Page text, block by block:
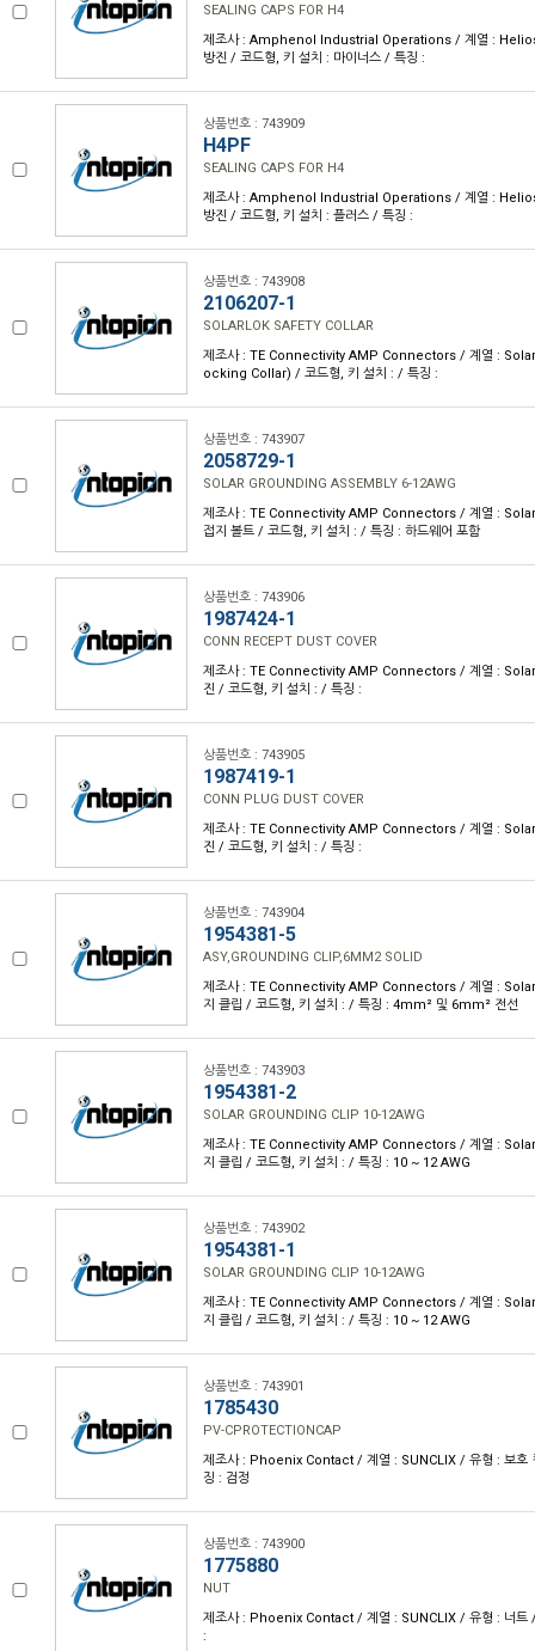
SEALING CAPS FOR H4
제조사 : Amphenol Industrial Operations / 계열 :
방진 / 코드형, 키 설치 : 마이너스 / 특징 :
상품번호 : 743909
H4PF
SEALING CAPS FOR H4
제조사 : Amphenol Industrial Operations / 계열 :
방진 / 코드형, 키 설치 : 플러스 / 특징 :
상품번호 : 743908
2106207-1
SOLARLOK SAFETY COLLAR
제조사 : TE Connectivity AMP Connectors / 계열 :
ocking Collar) / 코드형, 키 설치 : / 특징 :
상품번호 : 743907
2058729-1
SOLAR GROUNDING ASSEMBLY 6-12AWG
제조사 : TE Connectivity AMP Connectors / 계열 :
접지 볼트 / 코드형, 키 설치 : / 특징 : 하드웨어 포함
상품번호 : 743906
1987424-1
CONN RECEPT DUST COVER
제조사 : TE Connectivity AMP Connectors / 계열 :
진 / 코드형, 키 설치 : / 특징 :
상품번호 : 743905
1987419-1
CONN PLUG DUST COVER
제조사 : TE Connectivity AMP Connectors / 계열 :
진 / 코드형, 키 설치 : / 특징 :
상품번호 : 743904
1954381-5
ASY,GROUNDING CLIP,6MM2 SOLID
제조사 : TE Connectivity AMP Connectors / 계열 :
지 클립 / 코드형, 키 설치 : / 특징 : 4mm² 및 6mm² 전선
상품번호 : 743903
1954381-2
SOLAR GROUNDING CLIP 10-12AWG
제조사 : TE Connectivity AMP Connectors / 계열 :
지 클립 / 코드형, 키 설치 : / 특징 : 10 ~ 12 AWG
상품번호 : 743902
1954381-1
SOLAR GROUNDING CLIP 10-12AWG
제조사 : TE Connectivity AMP Connectors / 계열 :
지 클립 / 코드형, 키 설치 : / 특징 : 10 ~ 12 AWG
상품번호 : 743901
1785430
PV-CPROTECTIONCAP
제조사 : Phoenix Contact / 계열 : SUNCLIX / 유형 : 보호
징 : 검정
상품번호 : 743900
1775880
NUT
제조사 : Phoenix Contact / 계열 : SUNCLIX / 유형 : 너트
: